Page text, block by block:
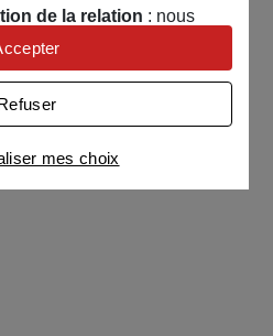
de la relation : nous
pour adapter nos
nos offres
: nous utilisons avec
cookies pour afficher des
cookies et la liste de nos
mes choix